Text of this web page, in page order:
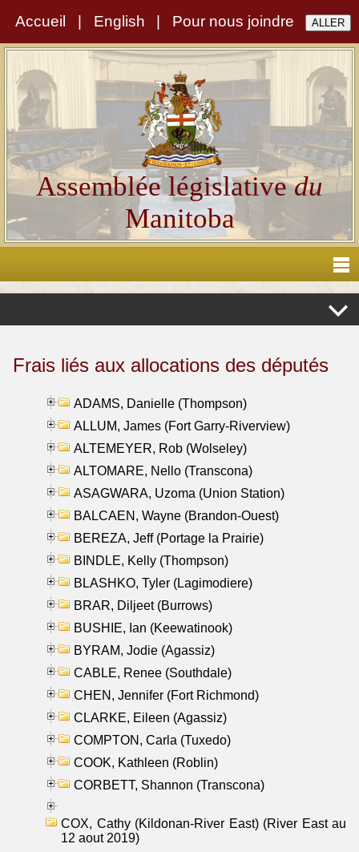
Accueil English Pour nous joindre
Assemblée législativedu
Manitoba
Frais liés aux allocations des députés
ADAMS, Danielle (Thompson)
ALLUM, James (Fort Garry-Riverview)
ALTEMEYER, Rob (Wolseley)
ALTOMARE, Nello (Transcona)
ASAGWARA, Uzoma (Union Station)
BALCAEN, Wayne (Brandon-Ouest)
BEREZA, Jeff (Portage la Prairie)
BINDLE, Kelly (Thompson)
BLASHKO, Tyler (Lagimodiere)
BRAR, Diljeet (Burrows)
BUSHIE, Ian (Keewatinook)
BYRAM, Jodie (Agassiz)
CABLE, Renee (Southdale)
CHEN, Jennifer (Fort Richmond)
CLARKE, Eileen (Agassiz)
COMPTON, Carla (Tuxedo)
COOK, Kathleen (Roblin)
CORBETT, Shannon (Transcona)
COX, Cathy (Kildonan-River East) (River East au
12 aout 2019)